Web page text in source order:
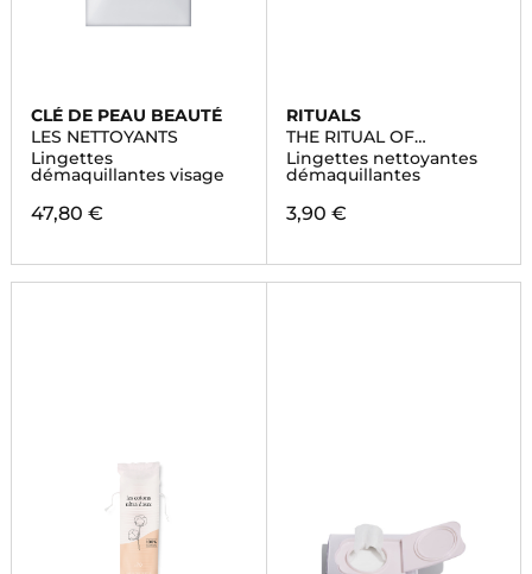
CLÉ DE PEAU BEAUTÉ
LES NETTOYANTS
Lingettes
démaquillantes visage
47,80 €
RITUALS
THE RITUAL OF
NAMASTE
Lingettes nettoyantes
démaquillantes
3,90 €